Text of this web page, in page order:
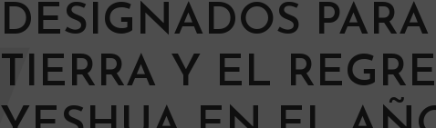
DESIGNADOS PARA
TIERRA Y EL